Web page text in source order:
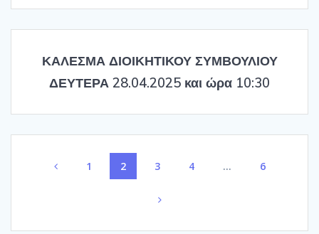
ΚΑΛΕΣΜΑ ΔΙΟΙΚΗΤΙΚΟΥ ΣΥΜΒΟΥΛΙΟΥ
ΔΕΥΤΕΡΑ 28.04.2025 και ώρα 10:30
navigation
Page
1 Page
2 Page
3 Page
4 … Page
6